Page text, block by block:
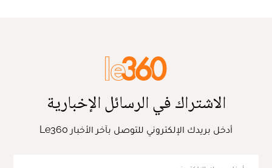
الاشتراك في الرسائل الإخبارية
أدخل بريدك الإلكتروني للتوصل بآخر الأخبار Le360